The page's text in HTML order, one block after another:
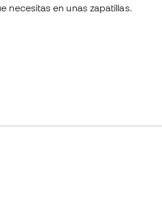
necesitas en unas zapatillas.